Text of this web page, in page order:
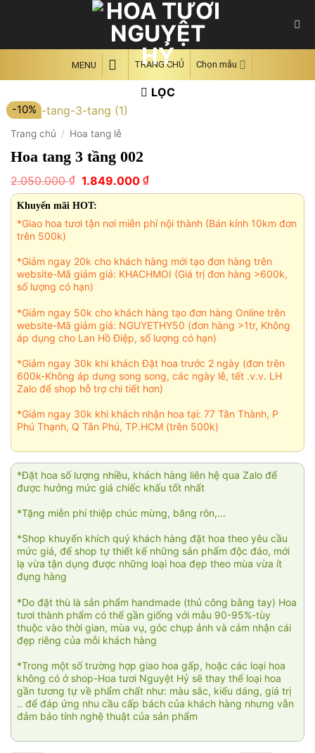
MENU TRANG CHỦ Chọn mẫu
LỌC
-10%
Trang chủ / Hoa tang lễ
Hoa tang 3 tầng 002
2.050.000₫ Giá
gốc
là:
2.050.000 ₫.
1.849.000 ₫Giá
hiện
1.849.000 ₫.
Khuyến mãi HOT:
*Giao hoa tươi tận nơi miễn phí nội thành (Bán kính 10km đơn
trên 500k)
*Giảm ngay 20k cho khách hàng mới tạo đơn hàng trên
website-Mã giảm giá: KHACHMOI (Giá trị đơn hàng >600k,
số lượng có hạn)
*Giảm ngay 50k cho khách hàng tạo đơn hàng Online trên
website-Mã giảm giá: NGUYETHY50 (đơn hàng >1tr, Không
áp dụng cho Lan Hồ Điệp, số lượng có hạn)
*Giảm ngay 30k khi khách Đặt hoa trước 2 ngày (đơn trên
600k-Không áp dụng song song, các ngày lễ, tết .v.v. LH
Zalo để shop hỗ trợ chi tiết hơn)
*Giảm ngay 30k khi khách nhận hoa tại: 77 Tân Thành, P
Phú Thạnh, Q Tân Phú, TP.HCM (trên 500k)
*Đặt hoa số lượng nhiều, khách hàng liên hệ qua Zalo để
được hưởng mức giá chiếc khấu tốt nhất
*Tặng miễn phí thiệp chúc mừng, băng rôn,...
*Shop khuyến khích quý khách hàng đặt hoa theo yêu cầu
mức giá, để shop tự thiết kế những sản phẩm độc đáo, mới
lạ vừa tận dụng được những loại hoa đẹp theo mùa vừa ít
đụng hàng
*Do đặt thù là sản phẩm handmade (thủ công bằng tay) Hoa
tươi thành phẩm có thể gần giống với mẫu 90-95%-tùy
thuộc vào thời gian, mùa vụ, góc chụp ảnh và cảm nhận cái
đẹp riêng của mỗi khách hàng
*Trong một số trường hợp giao hoa gấp, hoặc các loại hoa
không có ở shop-Hoa tươi Nguyệt Hỷ sẽ thay thế loại hoa
gần tương tự về phẩm chất như: màu sắc, kiểu dáng, giá trị
.. để đáp ứng nhu cầu cấp bách của khách hàng nhưng vẫn
đảm bảo tính nghệ thuật của sản phẩm